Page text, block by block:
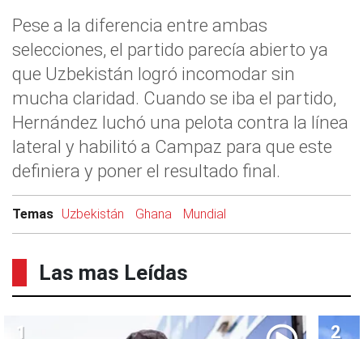
Pese a la diferencia entre ambas
selecciones, el partido parecía abierto ya
que Uzbekistán logró incomodar sin
mucha claridad. Cuando se iba el partido,
Hernández luchó una pelota contra la línea
lateral y habilitó a Campaz para que este
definiera y poner el resultado final.
Temas Uzbekistán Ghana Mundial
Las mas Leídas